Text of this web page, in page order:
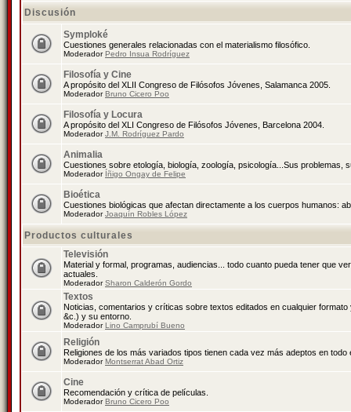
Discusión
Symploké
Cuestiones generales relacionadas con el materialismo filosófico.
ModeradorPedro Insua Rodríguez
Filosofía y Cine
A propósito del XLII Congreso de Filósofos Jóvenes, Salamanca 2005.
ModeradorBruno Cicero Poo
Filosofía y Locura
A propósito del XLI Congreso de Filósofos Jóvenes, Barcelona 2004.
ModeradorJ.M. Rodríguez Pardo
Animalia
Cuestiones sobre etología, biología, zoología, psicología...Sus problemas,
Moderador Íñigo Ongay de Felipe
Bioética
Cuestiones biológicas que afectan directamente a los cuerpos humanos:
ModeradorJoaquín Robles López
Productos culturales
Televisión
Material y formal, programas, audiencias... todo cuanto pueda tener que
actuales.
ModeradorSharon Calderón Gordo
Textos
Noticias, comentarios y críticas sobre textos editados en cualquier
&c.) y su entorno.
ModeradorLino Camprubí Bueno
Religión
Religiones de los más variados tipos tienen cada vez más adeptos en todo
ModeradorMontserrat Abad Ortiz
Cine
Recomendación y crítica de películas.
ModeradorBruno Cicero Poo